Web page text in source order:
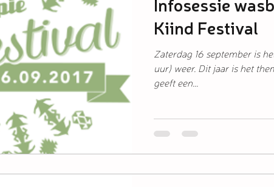
Kiind Festival
Zaterdag 16 september is
uur) weer. Dit jaar is het
geeft een...